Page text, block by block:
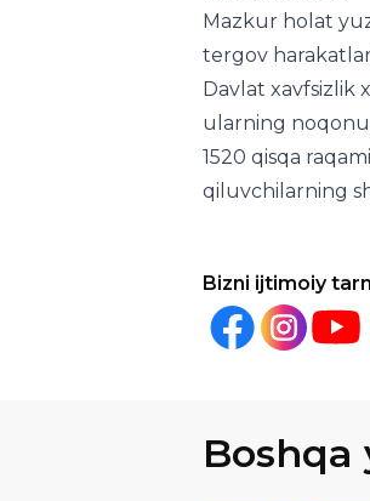
Mazkur holat
tergov
Davlat xavfsizlik
ularning
1520 qisqa
qiluvchilarning
Bizni ijtimoiy